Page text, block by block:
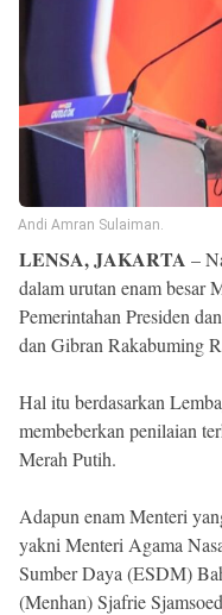
Andi Amran Sulaiman.
LENSA, JAKARTA –
dalam urutan enam besar
Pemerintahan Presiden
dan Gibran Rakabuming
Hal itu berdasarkan
membeberkan penilaian
Merah Putih.
Adapun enam Menteri
yakni Menteri Agama
Sumber Daya (ESDM)
(Menhan) Sjafrie